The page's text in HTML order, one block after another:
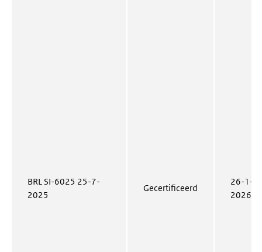
BRL SI-6025 25-7-
2025
Gecertificeerd
26-1-
2026